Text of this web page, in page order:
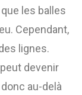
les balles
Cependant,
lignes.
devenir
au-delà